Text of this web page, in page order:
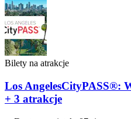
Bilety na atrakcje
Los AngelesCityPASS®:
+ 3 atrakcje